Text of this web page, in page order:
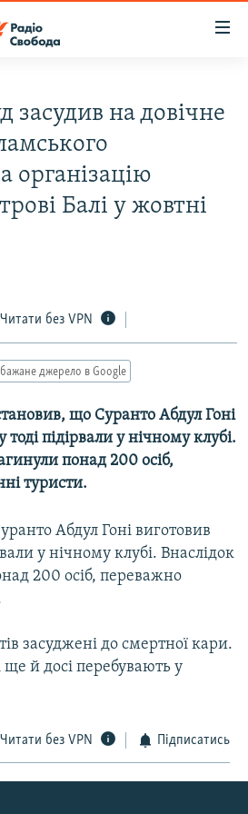
засудив на довічне
організацію
Балі у жовтні
Читати без VPN
джерело в Google
що Суранто Абдул Гоні
підірвали у нічному клубі.
понад 200 осіб,
туристи.
Абдул Гоні виготовив
у нічному клубі. Внаслідок
200 осіб, переважно
засуджені до смертної кари.
ще й досі перебувають у
Читати без VPN Підписатись